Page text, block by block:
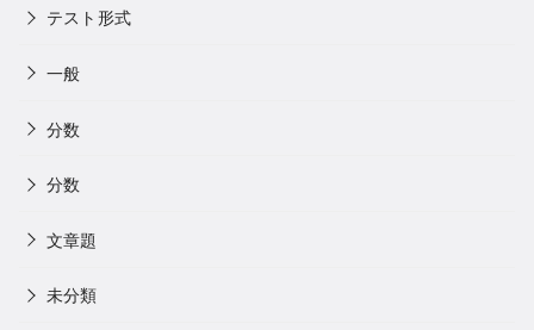
テスト形式
一般
分数
分数
文章題
未分類